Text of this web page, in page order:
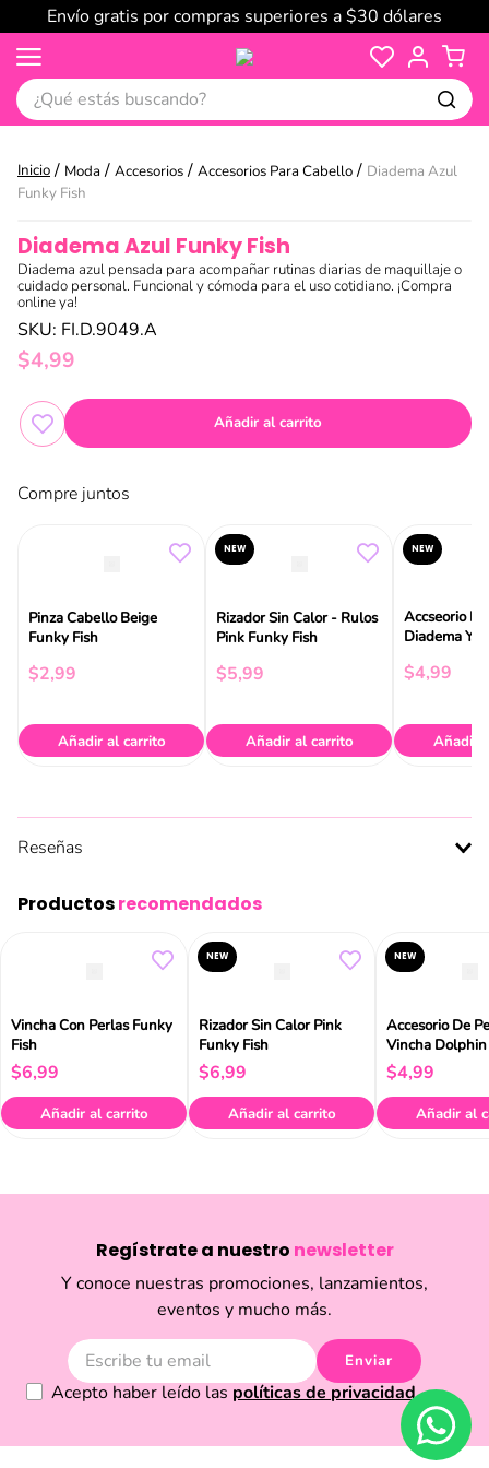
Envío gratis por compras superiores a $30 dólares
¿Qué estás buscando?
Moda Accesorios Accesorios Para Cabello
Diadema Azul
Funky Fish
Diadema Azul Funky Fish
Diadema azul pensada para acompañar rutinas diarias de maquillaje o
cuidado personal. Funcional y cómoda para el uso cotidiano. ¡Compra
online ya!
SKU: FI.D.9049.A
$4,99
Añadir al carrito
Compre juntos
Pinza Cabello Beige
Funky Fish
$2,99
Añadir al carrito
NEW
Rizador Sin Calor - Rulos
Pink Funky Fish
$5,99
Añadir al carrito
NEW
Accseorio
Diadema Y
$4,99
Añadir
Reseñas
Productosrecomendados
Vincha Con Perlas Funky
Fish
$6,99
Añadir al carrito
NEW
Rizador Sin Calor Pink
Funky Fish
$6,99
Añadir al carrito
NEW
Accesorio De
Vincha
Fish
$4,99
Añadir al
Regístrate a nuestro newsletter
Y conoce nuestras promociones, lanzamientos,
eventos y mucho más.
Enviar
Acepto haber leído las políticas de privacidad.